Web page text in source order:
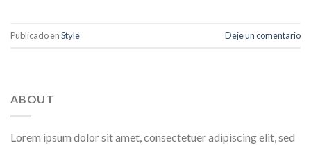
Publicado enStyle Deje un comentario
ABOUT
Lorem ipsum dolor sit amet, consectetuer adipiscing elit, sed